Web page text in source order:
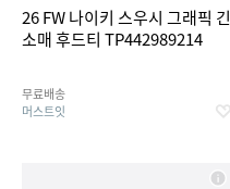
26 FW 나이키 스우시 그래픽 긴
소매 후드티 TP442989214
무료배송
머스트잇